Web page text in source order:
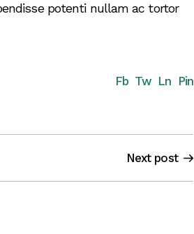
potenti nullam ac tortor
Fb Tw Ln Pin
Next post